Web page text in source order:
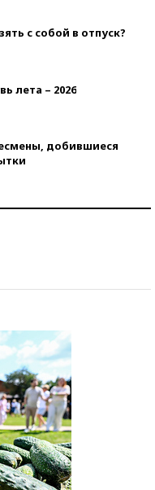
с собой в отпуск?
лета – 2026
добившиеся